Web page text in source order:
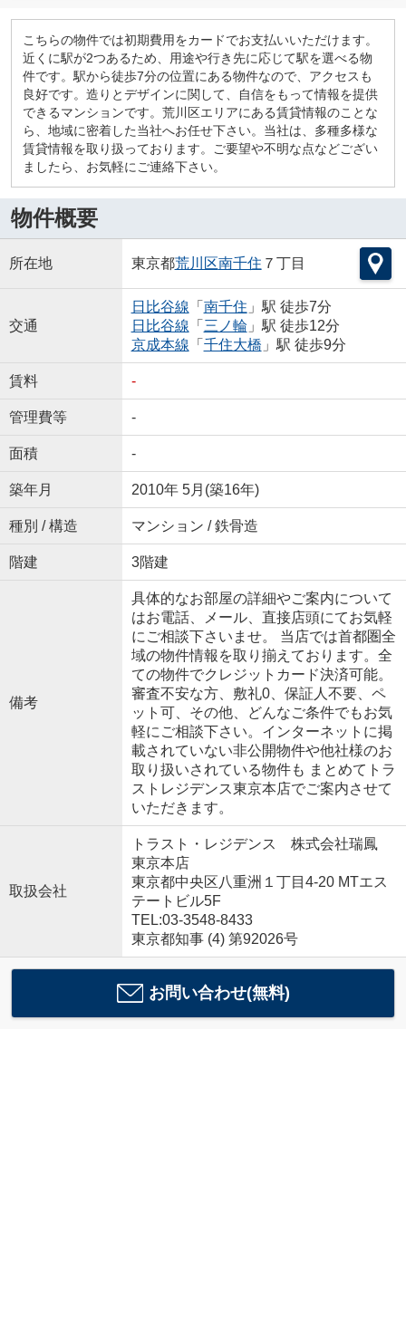
こちらの物件では初期費用をカードでお支払いいただけます。
近くに駅が2つあるため、用途や行き先に応じて駅を選べる物
件です。駅から徒歩7分の位置にある物件なので、アクセスも
良好です。造りとデザインに関して、自信をもって情報を提供
できるマンションです。荒川区エリアにある賃貸情報のことな
ら、地域に密着した当社へお任せ下さい。当社は、多種多様な
賃貸情報を取り扱っております。ご要望や不明な点などござい
ましたら、お気軽にご連絡下さい。
物件概要
所在地 東京都荒川区南千住 ７丁目
交通
日比谷線 「 南千住 」駅 徒歩7分
日比谷線 「 三ノ輪」駅 徒歩12分
京成本線 「 千住大橋 」駅 徒歩9分
賃料 -
管理費等 -
面積 -
築年月 2010年 5月(築16年)
種別 / 構造 マンション / 鉄骨造
階建 3階建
備考
具体的なお部屋の詳細やご案内について
はお電話、メール、直接店頭にてお気軽
にご相談下さいませ。 当店では首都圏全
域の物件情報を取り揃えております。全
ての物件でクレジットカード決済可能。
審査不安な方、敷礼0、保証人不要、ペ
ット可、その他、どんなご条件でもお気
軽にご相談下さい。インターネットに掲
載されていない非公開物件や他社様のお
取り扱いされている物件も まとめてトラ
ストレジデンス東京本店でご案内させて
いただきます。
取扱会社
トラスト・レジデンス 株式会社瑞鳳
東京本店
東京都中央区八重洲１丁目4-20 MTエス
テートビル5F
TEL:03-3548-8433
東京都知事 (4) 第92026号
お問い合わせ(無料)